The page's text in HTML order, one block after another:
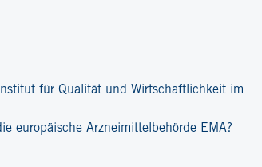
für Qualität und Wirtschaftlichkeit im
europäische Arzneimittelbehörde EMA?